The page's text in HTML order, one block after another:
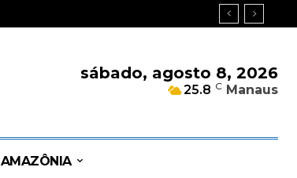
sábado, agosto 8, 2026
25.8 C Manaus
AMAZÔNIA